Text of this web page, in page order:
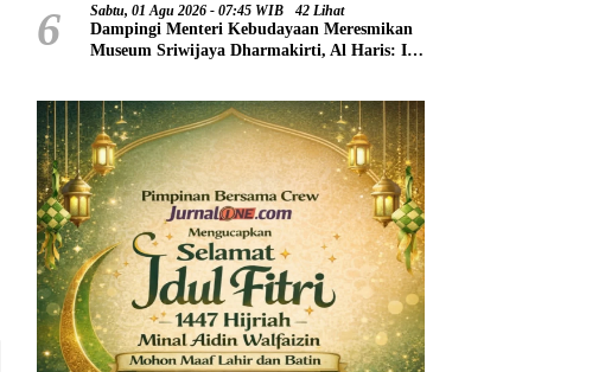
6 Sabtu, 01 Agu 2026 - 07:45 WIB 42 Lihat
Dampingi Menteri Kebudayaan Meresmikan
Museum Sriwijaya Dharmakirti, Al Haris: Ini